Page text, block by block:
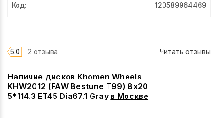
Наличие дисков Khomen Wheels
KHW2012 (FAW Bestune T99) 8x20
5*114.3 ET45 Dia67.1 Gray в Москве
Код: 120589964469
5.0 2 отзыва Читать отзывы